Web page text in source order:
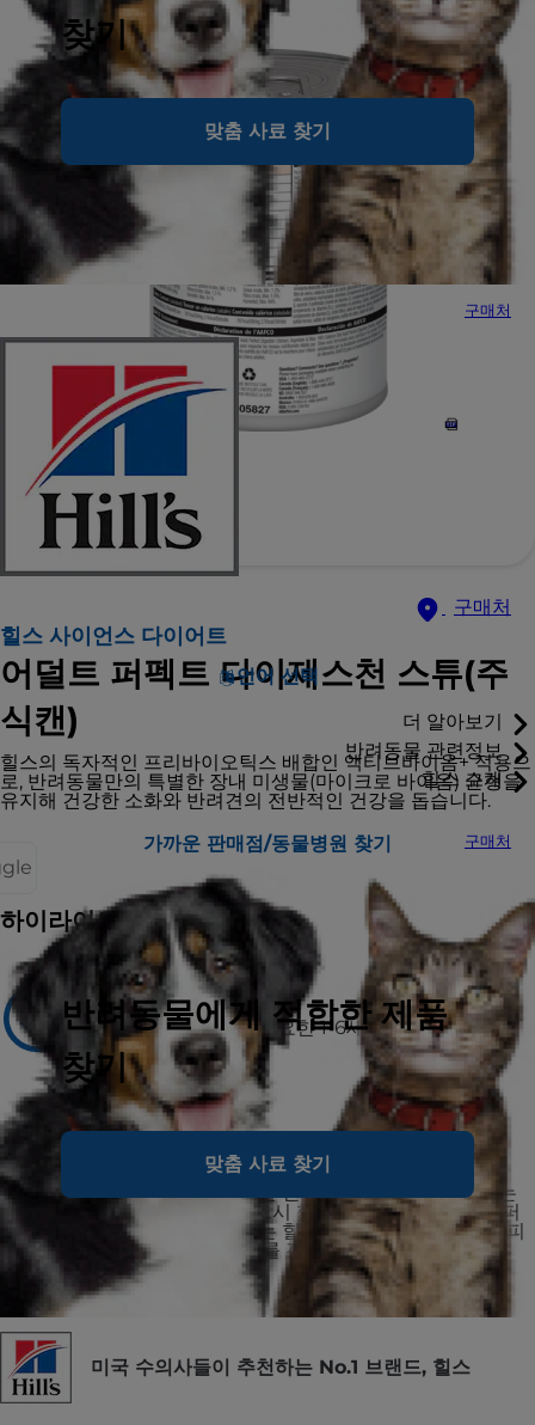
찾기
맞춤 사료 찾기
구매처
구매처
언어 선택
더 알아보기
반려동물 관련정보
힐스 소개
구매처
반려동물에게 적합한 제품
찾기
맞춤 사료 찾기
힐스 사이언스 다이어트
어덜트 퍼펙트 다이제스천 스튜(주
식캔)
힐스의 독자적인 프리바이오틱스 배합인 액티브바이옴+ 적용으
로, 반려동물만의 특별한 장내 미생물(마이크로 바이옴) 균형을
유지해 건강한 소화와 반려견의 전반적인 건강을 돕습니다.
가까운 판매점/동물병원 찾기
하이라이트
추천 대상
소화기 건강 관리가 필요한 1-6세의 반려견
비추천 대상
1세 미만의 반려견
7세 이상의 반려견
임신 또는 수유 중인 반려견- 반려견이 임신, 또는
수유 중이라면 반드시 힐스 사이언스 다이어트 퍼
피 스몰 바이트 또는 힐스 사이언스 다이어트 퍼피
스몰&미니로 사료를 전환해야 합니다.
미국 수의사들이 추천하는 No.1 브랜드, 힐스